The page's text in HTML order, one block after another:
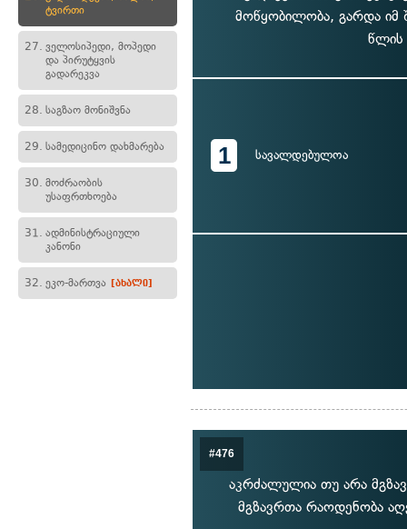
ტვირთი
27. ველოსიპედი, მოპედი
და პირუტყვის
გადარეკვა
28. საგზაო მონიშვნა
29. სამედიცინო დახმარება
30. მოძრაობის
უსაფრთხოება
31. ადმინისტრაციული
კანონი
32. ეკო-მართვა [ახალი]
მოწყობილობა, გარდა იმ
წლის
1 სავალდებულოა
#476
აკრძალულია თუ არა
მგზავრთა რაოდენობა